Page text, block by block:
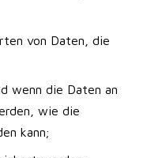
von Daten, die
wenn die Daten an
wie die
kann;